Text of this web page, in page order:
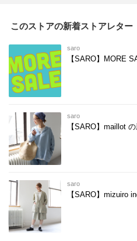
このストアの新着ストアレター
saro
【SARO】MORE
saro
【SARO】maillot
saro
【SARO】mizuiro